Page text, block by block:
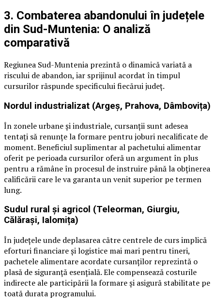
3. Combaterea abandonului în județele
din Sud-Muntenia: O analiză
comparativă
Regiunea Sud-Muntenia prezintă o dinamică variată a
riscului de abandon, iar sprijinul acordat în timpul
cursurilor răspunde specificului fiecărui județ.
Nordul industrializat (Argeș, Prahova, Dâmbovița)
În zonele urbane și industriale, cursanții sunt adesea
tentați să renunțe la formare pentru joburi necalificate de
moment. Beneficiul suplimentar al pachetului alimentar
oferit pe perioada cursurilor oferă un argument în plus
pentru a rămâne în procesul de instruire până la obținerea
calificării care le va garanta un venit superior pe termen
lung.
Sudul rural și agricol (Teleorman, Giurgiu,
Călărași, Ialomița)
În județele unde deplasarea către centrele de curs implică
eforturi financiare și logistice mai mari pentru tineri,
pachetele alimentare acordate cursanților reprezintă o
plasă de siguranță esențială. Ele compensează costurile
indirecte ale participării la formare și asigură stabilitate pe
toată durata programului.